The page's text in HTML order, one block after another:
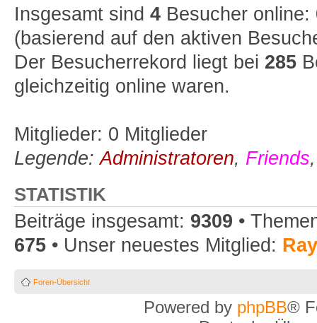
Insgesamt sind 4 Besucher
(basierend auf den aktiven
Der Besucherrekord liegt bei 285
gleichzeitig online waren.
Mitglieder: 0 Mitglieder
Legende:Administratoren, Friends
STATISTIK
Beiträge insgesamt: 9309 •
675 • Unser neuestes Mitglied:
Foren-Übersicht
Powered by phpBB®